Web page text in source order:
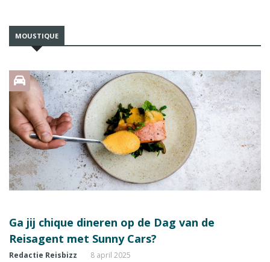
MOUSTIQUE
Ga jij chique dineren op de Dag van de
Reisagent met Sunny Cars?
Redactie Reisbizz 8 april 2025